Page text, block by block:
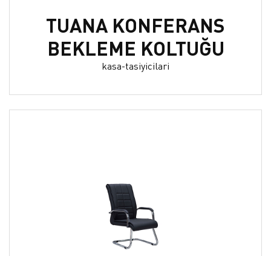
TUANA KONFERANS
BEKLEME KOLTUĞU
kasa-tasiyicilari